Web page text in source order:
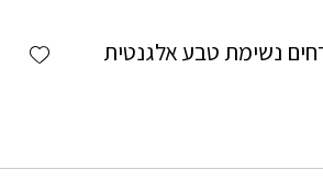
נשימת טבע אלגנטית